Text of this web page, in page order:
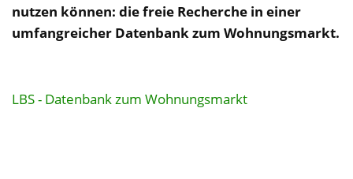
nutzen können: die freie Recherche in einer
umfangreicher Datenbank zum Wohnungsmarkt.
LBS - Datenbank zum Wohnungsmarkt